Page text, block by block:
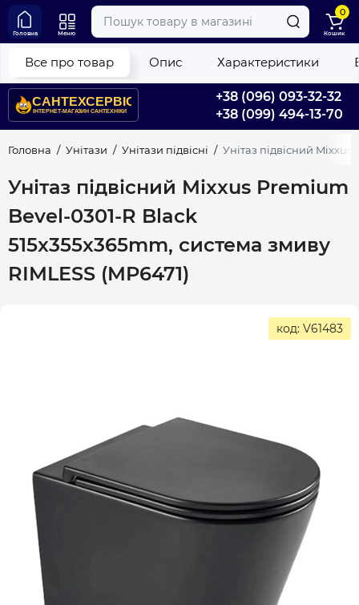
+38 (096) 093-32-32
+38 (099) 494-13-70
Головна Меню
0
Кошик
Головна Унітази Унітази підвісні Унітаз підвісний
Унітаз підвісний Mixxus Premium
Bevel-0301-R Black
515x355x365mm, система змиву
RIMLESS (MP6471)
Все про товар Опис Характеристики
код: V61483